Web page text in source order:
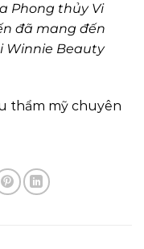
Phong thủy Vi
đã mang đến
Winnie Beauty
thẩm mỹ chuyên